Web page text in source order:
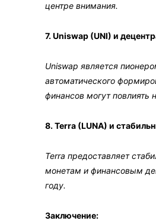
центре внимания.
7. Uniswap (UNI) и
Uniswap является
автоматического
финансов могут повлиять
8. Terra (LUNA) и
Terra предоставляет
монетам и финансовым
году.
Заключение: